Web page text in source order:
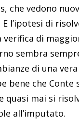
che vedono
E l’ipotesi di
verifica di
sembra
di una
bene che Conte
quasi mai si
all’imputato.